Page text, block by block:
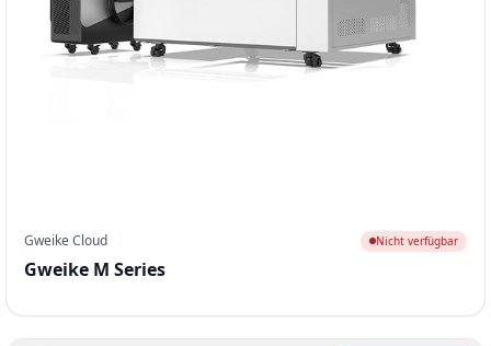
Gweike Cloud Nicht verfügbar
Gweike M Series